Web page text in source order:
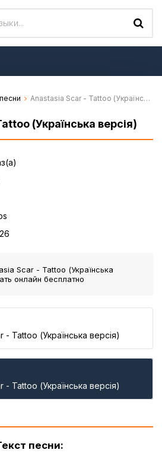
Anastasia Scar - Tattoo (Українська версія)
(Українська версія)
Scar - Tattoo (Українська
онлайн бесплатно
- Tattoo (Українська версія)
- Tattoo (Українська версія)
песни: